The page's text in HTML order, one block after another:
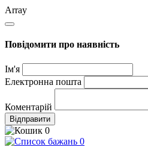
Array
Повідомити про наявність
Ім'я
Електронна пошта
Коментарій
Відправити
0
0